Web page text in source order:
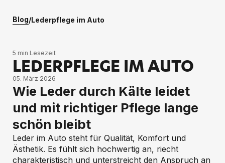
Blog/Lederpflege im Auto
5 min Lesezeit
LEDERPFLEGE IM AUTO
05. März 2026
Wie Leder durch Kälte leidet
und mit richtiger Pflege lange
schön bleibt
Leder im Auto steht für Qualität, Komfort und
Ästhetik. Es fühlt sich hochwertig an, riecht
charakteristisch und unterstreicht den Anspruch an